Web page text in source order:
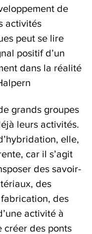
de
activités
peut se lire
positif d’un
dans la réalité
grands groupes
leurs activités.
elle,
car il s’agit
des savoir-
des
des
activité à
créer des ponts